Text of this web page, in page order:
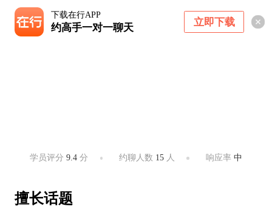
下载在行APP
约高手一对一聊天 立即下载
学员评分9.4 分 约聊人数 15人 响应率 中
擅长话题